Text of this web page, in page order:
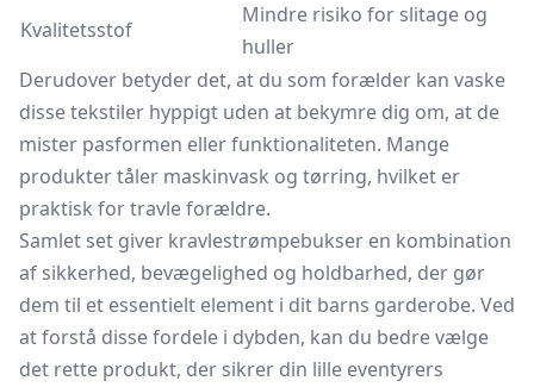
Kvalitetsstof
Mindre risiko for slitage og
huller
Derudover betyder det, at du som forælder kan vaske
disse tekstiler hyppigt uden at bekymre dig om, at de
mister pasformen eller funktionaliteten. Mange
produkter tåler maskinvask og tørring, hvilket er
praktisk for travle forældre.
Samlet set giver kravlestrømpebukser en kombination
af sikkerhed, bevægelighed og holdbarhed, der gør
dem til et essentielt element i dit barns garderobe. Ved
at forstå disse fordele i dybden, kan du bedre vælge
det rette produkt, der sikrer din lille eventyrers